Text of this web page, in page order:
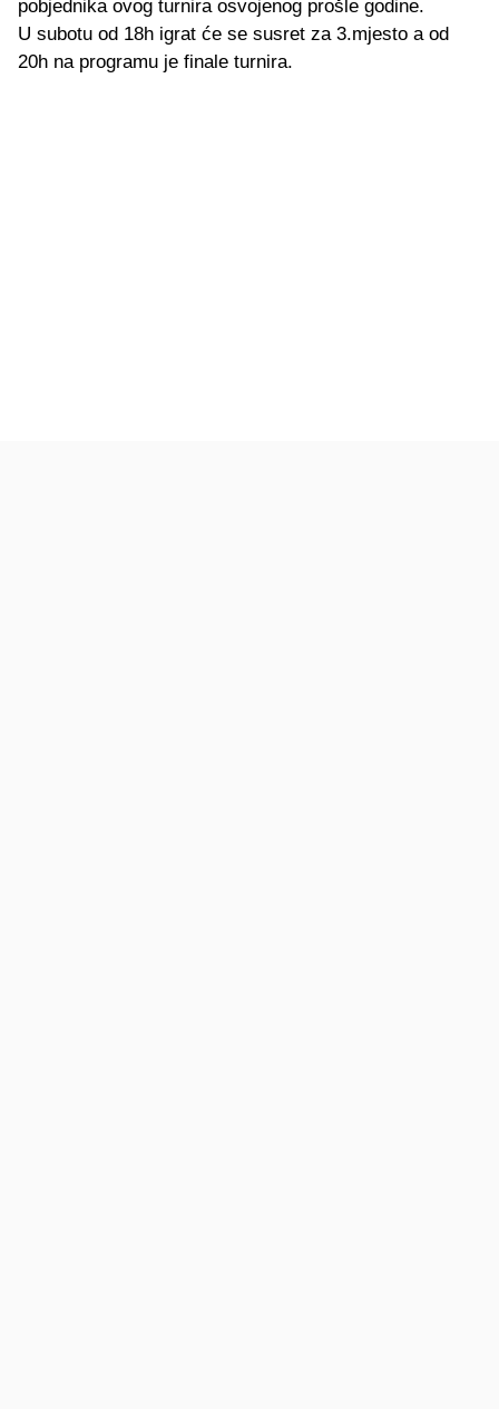
pobjednika ovog turnira osvojenog prošle godine.
U subotu od 18h igrat će se susret za 3.mjesto a od
20h na programu je finale turnira.